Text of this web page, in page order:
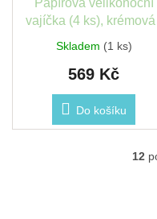
vajíčka (4 ks), krémová
Skladem (1 ks)
569 Kč
Do košíku
12